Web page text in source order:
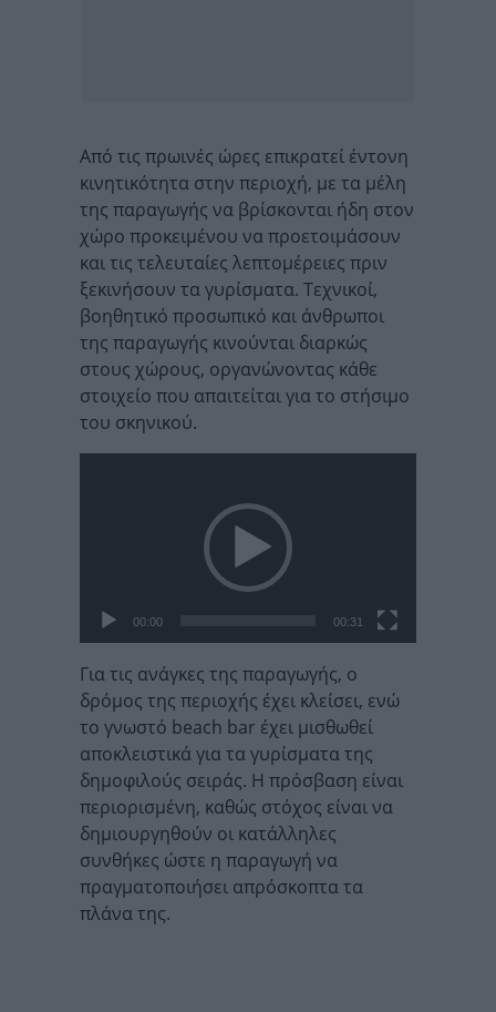
Από τις πρωινές ώρες επικρατεί έντονη
κινητικότητα στην περιοχή, με τα μέλη
της παραγωγής να βρίσκονται ήδη στον
χώρο προκειμένου να προετοιμάσουν
και τις τελευταίες λεπτομέρειες πριν
ξεκινήσουν τα γυρίσματα. Τεχνικοί,
βοηθητικό προσωπικό και άνθρωποι
της παραγωγής κινούνται διαρκώς
στους χώρους, οργανώνοντας κάθε
στοιχείο που απαιτείται για το στήσιμο
του σκηνικού.
Πρόγραμμα
00:00 00:31
Για τις ανάγκες της παραγωγής, ο
δρόμος της περιοχής έχει κλείσει, ενώ
το γνωστό beach bar έχει μισθωθεί
αποκλειστικά για τα γυρίσματα της
δημοφιλούς σειράς. Η πρόσβαση είναι
περιορισμένη, καθώς στόχος είναι να
δημιουργηθούν οι κατάλληλες
συνθήκες ώστε η παραγωγή να
πραγματοποιήσει απρόσκοπτα τα
πλάνα της.